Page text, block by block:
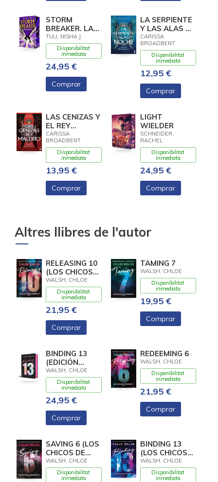
STORM
BREAKER. LA
TRENCATEMPESTES
TULI, NISHA J.
Disponibilitat
inmediata
24,95 €
Comprar
LA SERPIENTE
Y LAS ALAS DE
LA NOCHE
CARISSA
BROADBENT
Disponibilitat
inmediata
12,95 €
Comprar
LAS CENIZAS Y
EL REY
MALDITO
CARISSA
BROADBENT
Disponibilitat
inmediata
13,95 €
Comprar
LIGHT
WIELDER
SCHNEIDER,
RACHEL
Disponibilitat
inmediata
24,95 €
Comprar
Altres llibres de l'autor
RELEASING 10
(LOS CHICOS
DE TOMMEN 6)
WALSH, CHLOE
Disponibilitat
inmediata
21,95 €
Comprar
TAMING 7
WALSH, CHLOE
Disponibilitat
inmediata
19,95 €
Comprar
BINDING 13
(EDICIÓN
ESPECIAL)
(LOS CHICOS
DE TOMMEN 1)
WALSH, CHLOE
Disponibilitat
inmediata
24,95 €
Comprar
REDEEMING 6
WALSH, CHLOE
Disponibilitat
inmediata
21,95 €
Comprar
SAVING 6 (LOS
CHICOS DE
TOMMEN 3)
WALSH, CHLOE
Disponibilitat
inmediata
BINDING 13
(LOS CHICOS
DE TOMMEN 1)
WALSH, CHLOE
Disponibilitat
inmediata